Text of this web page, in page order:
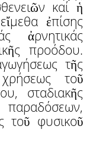
καί ἡ
ἐπίσης
ἀρνητικάς
προόδου.
τῆς
τοῦ
σταδιακῆς
τοῦ φυσικοῦ